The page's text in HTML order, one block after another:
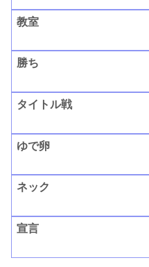
教室
勝ち
タイトル戦
ゆで卵
ネック
宣言